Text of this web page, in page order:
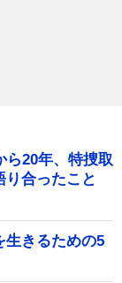
20年、特捜取
り合ったこと
生きるための5